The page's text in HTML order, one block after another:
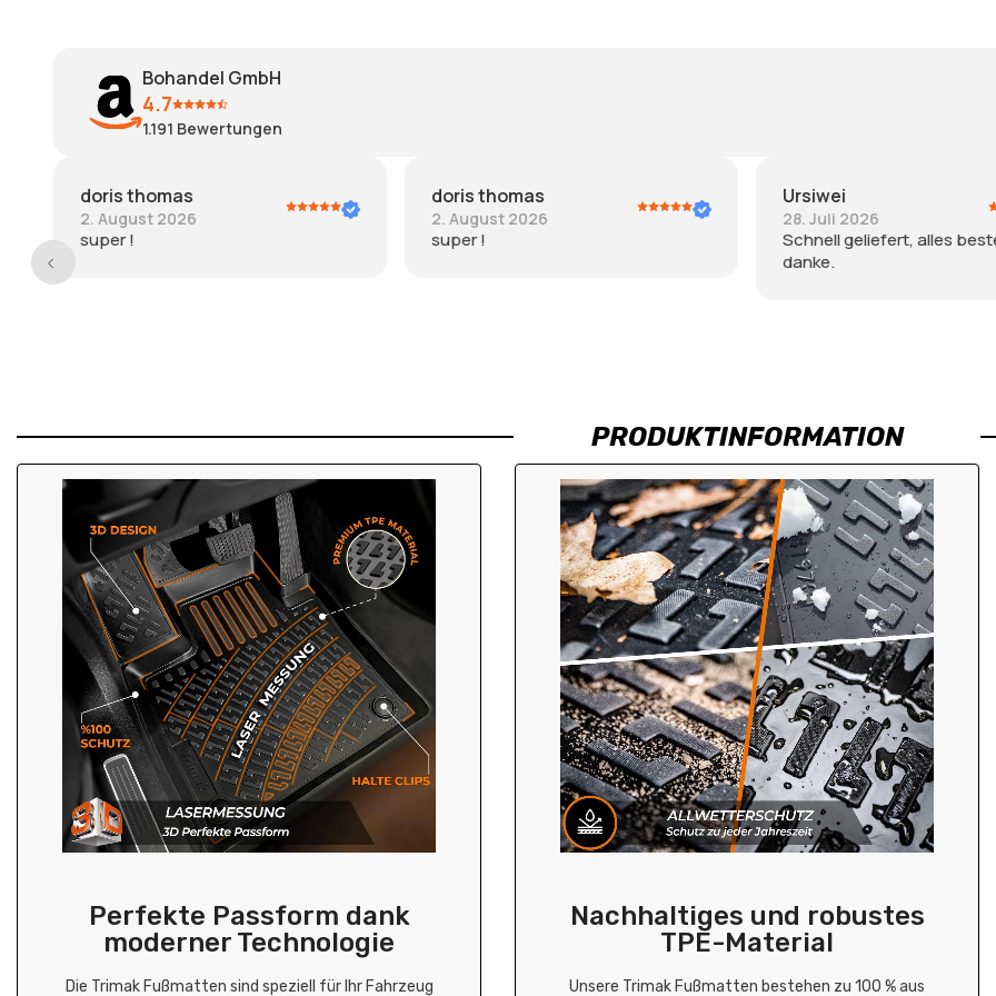
Bohandel GmbH
4.7
1.191 Bewertungen
doris thomas
2. August 2026
super !
Ursiwei
28. Juli 2026
Schnell geliefert, alles bestens,
Wahidullah Darwazi
26. Juli 2026
Super
PRODUKTINFORMATION
Perfekte Passform dank
moderner Technologie
Die Trimak Fußmatten sind speziell für Ihr Fahrzeug
Nachhaltiges und robustes
TPE-Material
Unsere Trimak Fußmatten bestehen zu 100 % aus